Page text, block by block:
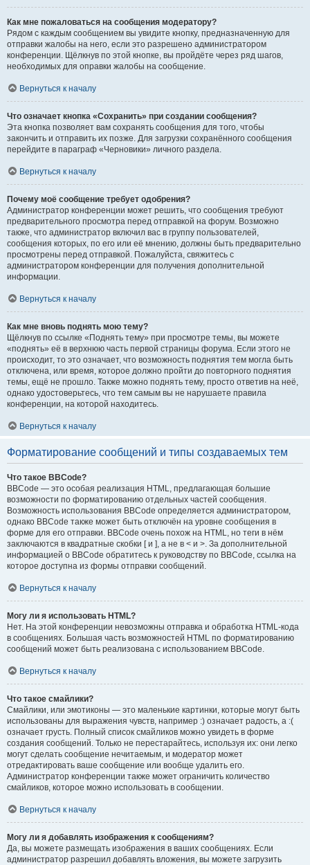
Как мне пожаловаться на сообщения модератору?
Рядом с каждым сообщением вы увидите кнопку, предназначенную для
отправки жалобы на него, если это разрешено администратором
конференции. Щёлкнув по этой кнопке, вы пройдёте через ряд шагов,
необходимых для оправки жалобы на сообщение.
Вернуться к началу
Что означает кнопка «Сохранить» при создании сообщения?
Эта кнопка позволяет вам сохранять сообщения для того, чтобы
закончить и отправить их позже. Для загрузки сохранённого сообщения
перейдите в параграф «Черновики» личного раздела.
Вернуться к началу
Почему моё сообщение требует одобрения?
Администратор конференции может решить, что сообщения требуют
предварительного просмотра перед отправкой на форум. Возможно
также, что администратор включил вас в группу пользователей,
сообщения которых, по его или её мнению, должны быть предварительно
просмотрены перед отправкой. Пожалуйста, свяжитесь с
администратором конференции для получения дополнительной
информации.
Вернуться к началу
Как мне вновь поднять мою тему?
Щёлкнув по ссылке «Поднять тему» при просмотре темы, вы можете
«поднять» её в верхнюю часть первой страницы форума. Если этого не
происходит, то это означает, что возможность поднятия тем могла быть
отключена, или время, которое должно пройти до повторного поднятия
темы, ещё не прошло. Также можно поднять тему, просто ответив на неё,
однако удостоверьтесь, что тем самым вы не нарушаете правила
конференции, на которой находитесь.
Вернуться к началу
Форматирование сообщений и типы создаваемых тем
Что такое BBCode?
BBCode — это особая реализация HTML, предлагающая большие
возможности по форматированию отдельных частей сообщения.
Возможность использования BBCode определяется администратором,
однако BBCode также может быть отключён на уровне сообщения в
форме для его отправки. BBCode очень похож на HTML, но теги в нём
заключаются в квадратные скобки [ и ], а не в < и >. За дополнительной
информацией о BBCode обратитесь к руководству по BBCode, ссылка на
которое доступна из формы отправки сообщений.
Вернуться к началу
Могу ли я использовать HTML?
Нет. На этой конференции невозможны отправка и обработка HTML-кода
в сообщениях. Большая часть возможностей HTML по форматированию
сообщений может быть реализована с использованием BBCode.
Вернуться к началу
Что такое смайлики?
Смайлики, или эмотиконы — это маленькие картинки, которые могут быть
использованы для выражения чувств, например :) означает радость, а :(
означает грусть. Полный список смайликов можно увидеть в форме
создания сообщений. Только не перестарайтесь, используя их: они легко
могут сделать сообщение нечитаемым, и модератор может
отредактировать ваше сообщение или вообще удалить его.
Администратор конференции также может ограничить количество
смайликов, которое можно использовать в сообщении.
Вернуться к началу
Могу ли я добавлять изображения к сообщениям?
Да, вы можете размещать изображения в ваших сообщениях. Если
администратор разрешил добавлять вложения, вы можете загрузить